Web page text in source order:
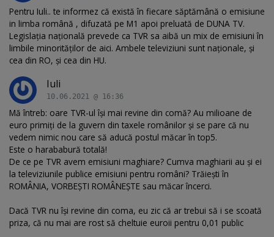
Pentru Iuli.. te informez că există în fiecare săptămână o emisiune
in limba română , difuzată pe M1 apoi preluată de DUNA TV.
Legislația națională prevede ca TVR sa aibă un mix de emisiuni în
limbile minorităților de aici. Ambele televiziuni sunt naționale, și
cea din RO, și cea din HU.
Iuli
10.06.2021 @ 16:36
Mă întreb: oare TVR-ul își mai revine din comă? Au milioane de
euro primiți de la guvern din taxele românilor și se pare că nu
vedem nimic nou care să aducă postul măcar în top5.
Este o harababură totală!
De ce pe TVR avem emisiuni maghiare? Cumva maghiarii au și ei
la televiziunile publice emisiuni pentru români? Trăiești în
ROMÂNIA, VORBEȘTI ROMÂNEȘTE sau măcar încerci.
Dacă TVR nu își revine din coma, eu zic că ar trebui să i se scoată
priza, că nu mai are rost să cheltuie euroii pentru 0,01 public